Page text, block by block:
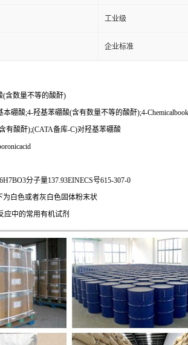
工业级
企业标准
(含数量不等的酸酐)
硼酸;4-羟基苯硼酸(含有数量不等的酸酐);4-
有酸酐);(CATA备库-C)对羟基苯硼酸
分子量137.93EINECS号615-307-0
白色或者灰白色固体粉末状
应中的常用有机试剂